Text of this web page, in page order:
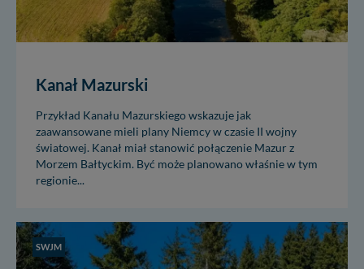
Kanał Mazurski
Przykład Kanału Mazurskiego wskazuje jak
zaawansowane mieli plany Niemcy w czasie II wojny
światowej. Kanał miał stanowić połączenie Mazur z
Morzem Bałtyckim. Być może planowano właśnie w tym
regionie...
SWJM